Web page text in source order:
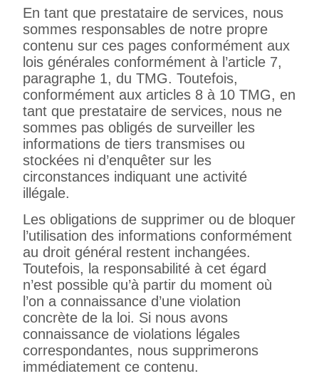
En tant que prestataire de services, nous
sommes responsables de notre propre
contenu sur ces pages conformément aux
lois générales conformément à l’article 7,
paragraphe 1, du TMG. Toutefois,
conformément aux articles 8 à 10 TMG, en
tant que prestataire de services, nous ne
sommes pas obligés de surveiller les
informations de tiers transmises ou
stockées ni d’enquêter sur les
circonstances indiquant une activité
illégale.
Les obligations de supprimer ou de bloquer
l’utilisation des informations conformément
au droit général restent inchangées.
Toutefois, la responsabilité à cet égard
n’est possible qu’à partir du moment où
l’on a connaissance d’une violation
concrète de la loi. Si nous avons
connaissance de violations légales
correspondantes, nous supprimerons
immédiatement ce contenu.